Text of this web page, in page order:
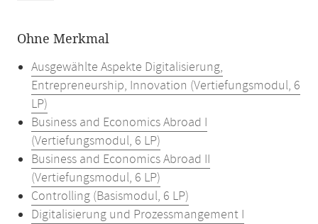
Ohne Merkmal
Ausgewählte Aspekte Digitalisierung,
Entrepreneurship, Innovation (Vertiefungsmodul, 6
LP)
Business and Economics Abroad I
(Vertiefungsmodul, 6 LP)
Business and Economics Abroad II
(Vertiefungsmodul, 6 LP)
Controlling (Basismodul, 6 LP)
Digitalisierung und Prozessmangement I